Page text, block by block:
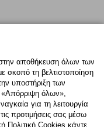
αποθήκευση όλων των
σκοπό τη βελτιστοποίηση
υποστήριξη των
«Απόρριψη όλων»,
για τη λειτουργία
προτιμήσεις σας μέσω
Πολιτική Cookies κάντε